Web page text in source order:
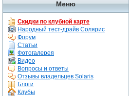
Меню
Скидки по клубной карте
Народный тест-драйв Солярис
Форум
Статьи
Фотогалерея
Видео
Вопросы и ответы
Отзывы владельцев Solaris
Блоги
Клубы